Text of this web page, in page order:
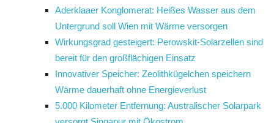
Aderklaaer Konglomerat: Heißes Wasser aus dem
Untergrund soll Wien mit Wärme versorgen
Wirkungsgrad gesteigert: Perowskit-Solarzellen sind
bereit für den großflächigen Einsatz
Innovativer Speicher: Zeolithkügelchen speichern
Wärme dauerhaft ohne Energieverlust
5.000 Kilometer Entfernung: Australischer Solarpark